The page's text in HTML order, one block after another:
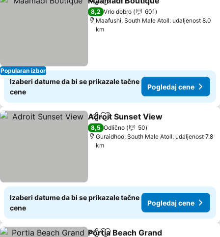
Popularan izbor
Deli Dodati u favorite
8,2 Vrlo dobro
601
Maafushi, South Male Atoll: udaljenost 8.0
km
Izaberi datume da bi se prikazale tačne
cene
Pogledaj cene
Deli Dodati u favorite
Adroit Sunset View
8,5 Odlično
50
Guraidhoo, South Male Atoll: udaljenost 7.8
km
Izaberi datume da bi se prikazale tačne
cene
Pogledaj cene
Portia Beach Grand